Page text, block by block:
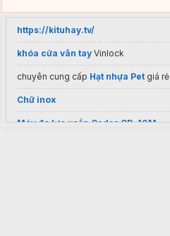
https://kituhay.tv/
khóa cửa vân tay Vinlock
chuyên cung cấp Hạt nhựa Pet giá rẻ
Chữ inox
Máy đo lực xoắn Cedar CD-10M